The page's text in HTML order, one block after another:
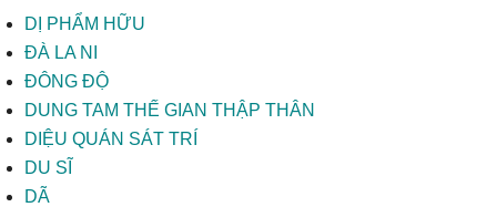
DỊ PHẨM HỮU
ĐÀ LA NI
ĐÔNG ĐỘ
DUNG TAM THẾ GIAN THẬP THÂN
DIỆU QUÁN SÁT TRÍ
DU SĨ
DÃ